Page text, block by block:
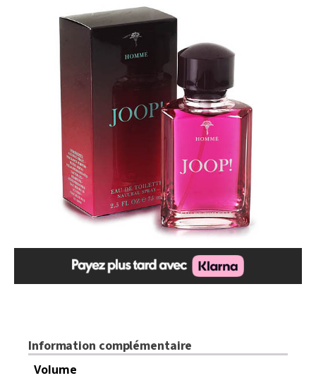
initial
était :
$95.00.
actuel
est :
$69.99.
Information complémentaire
Volume